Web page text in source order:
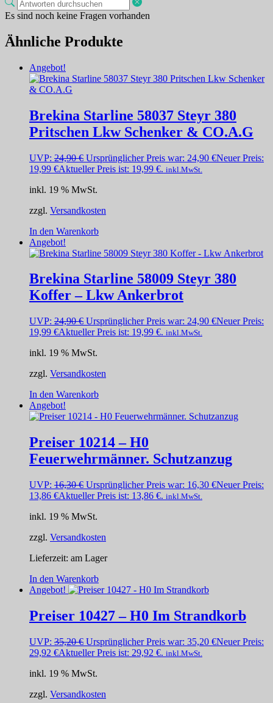
Es sind noch keine Fragen vorhanden
Ähnliche Produkte
Angebot!
Brekina Starline 58037 Steyr 380
Pritschen Lkw Schenker & CO.A.G
UVP: 24,90€ Ursprünglicher Preis war: 24,90 €Neuer Preis:
19,99 €Aktueller Preis ist: 19,99 €. inkl.MwSt.
inkl. 19 % MwSt.
zzgl. Versandkosten
In den Warenkorb
Angebot!
Brekina Starline 58009 Steyr 380
Koffer – Lkw Ankerbrot
UVP: 24,90€ Ursprünglicher Preis war: 24,90 €Neuer Preis:
19,99 €Aktueller Preis ist: 19,99 €. inkl.MwSt.
inkl. 19 % MwSt.
zzgl. Versandkosten
In den Warenkorb
Angebot!
Preiser 10214 – H0
Feuerwehrmänner. Schutzanzug
UVP: 16,30€ Ursprünglicher Preis war: 16,30 €Neuer Preis:
13,86 €Aktueller Preis ist: 13,86 €. inkl.MwSt.
inkl. 19 % MwSt.
zzgl. Versandkosten
Lieferzeit: am Lager
In den Warenkorb
Angebot!
Preiser 10427 – H0 Im Strandkorb
UVP: 35,20€ Ursprünglicher Preis war: 35,20 €Neuer Preis:
29,92 €Aktueller Preis ist: 29,92 €. inkl.MwSt.
inkl. 19 % MwSt.
zzgl. Versandkosten